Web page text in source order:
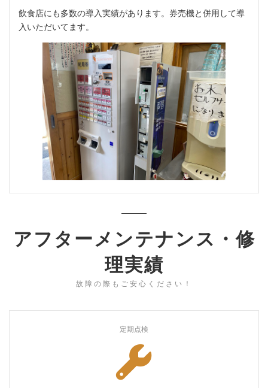
飲食店にも多数の導入実績があります。券売機と併用して導
入いただいてます。
アフターメンテナンス・修
理実績
故障の際もご安心ください！
定期点検